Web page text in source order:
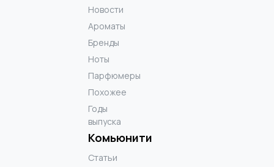
Новости
Ароматы
Бренды
Ноты
Парфюмеры
Похожее
Годы
выпуска
Комьюнити
Статьи